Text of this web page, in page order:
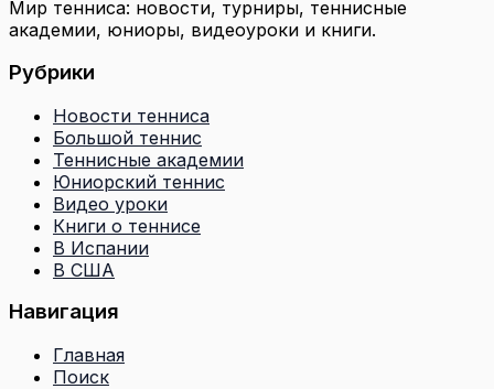
Мир тенниса: новости, турниры, теннисные
академии, юниоры, видеоуроки и книги.
Рубрики
Новости тенниса
Большой теннис
Теннисные академии
Юниорский теннис
Видео уроки
Книги о теннисе
В Испании
В США
Навигация
Главная
Поиск